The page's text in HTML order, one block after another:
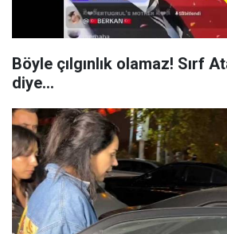
Böyle çılgınlık olamaz! Sırf
diye...